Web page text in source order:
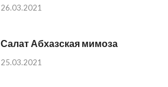
26.03.2021
Салат Абхазская мимоза
25.03.2021